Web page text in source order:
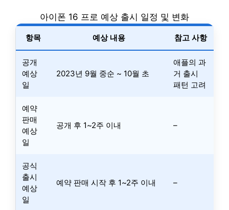
아이폰 16 프로 예상 출시 일정 및 변화
항목 예상 내용 참고 사항
공개
예상
일
2023년 9월 중순 ~ 10월 초
애플의 과
거 출시
패턴 고려
예약
판매
예상
일
공개 후 1~2주 이내 –
공식
출시
예상
일
예약 판매 시작 후 1~2주 이내 –